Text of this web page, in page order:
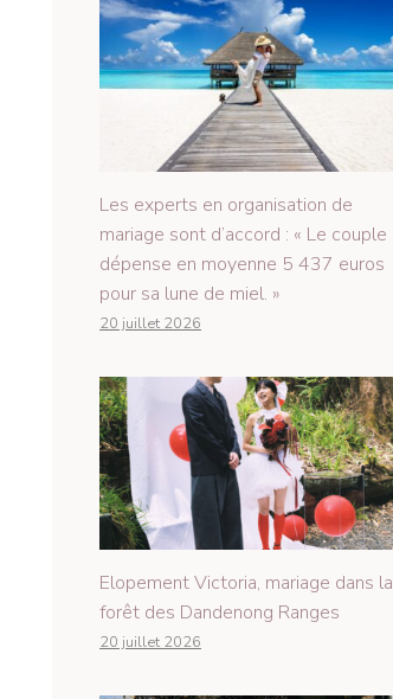
Les experts en organisation de
mariage sont d’accord : « Le couple
dépense en moyenne 5 437 euros
pour sa lune de miel. »
20 juillet 2026
Elopement Victoria, mariage dans la
forêt des Dandenong Ranges
20 juillet 2026